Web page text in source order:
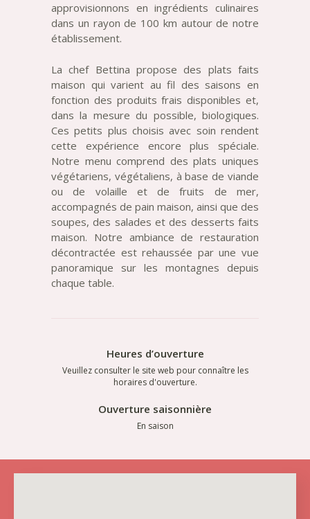
approvisionnons en ingrédients culinaires
dans un rayon de 100 km autour de notre
établissement.
La chef Bettina propose des plats faits
maison qui varient au fil des saisons en
fonction des produits frais disponibles et,
dans la mesure du possible, biologiques.
Ces petits plus choisis avec soin rendent
cette expérience encore plus spéciale.
Notre menu comprend des plats uniques
végétariens, végétaliens, à base de viande
ou de volaille et de fruits de mer,
accompagnés de pain maison, ainsi que des
soupes, des salades et des desserts faits
maison. Notre ambiance de restauration
décontractée est rehaussée par une vue
panoramique sur les montagnes depuis
chaque table.
Heures d’ouverture
Veuillez consulter le site web pour connaître les
horaires d'ouverture.
Ouverture saisonnière
En saison